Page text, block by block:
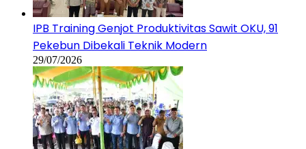
IPB Training Genjot Produktivitas Sawit OKU, 91
Pekebun Dibekali Teknik Modern
29/07/2026